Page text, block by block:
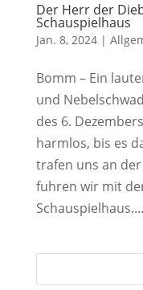
Der Herr der
Schauspielhaus
Jan. 8, 2024|
Bomm – Ein
und
des 6.
harmlos, bis es
trafen uns an
fuhren wir mit
Schauspielhaus....